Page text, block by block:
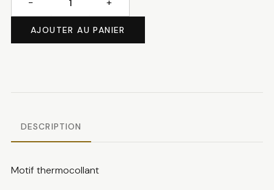
Ecusson
AJOUTER AU PANIER
DESCRIPTION
Motif thermocollant